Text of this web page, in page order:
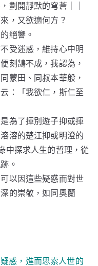
劃開靜默的穹蒼｜｜
，又欲適何方？
絕響。
受迷惑，維持心中明
刻鵠不成，我認為，
蒙田、同叔本華般，
：「我欲仁，斯仁至
為了揮別遊子抑或揮
溶的楚江抑或明澄的
中探求人生的哲理，從
。
以因這些疑惑而對世
的崇敬，如同奧蘭
惑，進而思索人世的